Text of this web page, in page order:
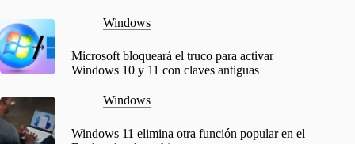
Windows
Microsoft bloqueará el truco para activar
Windows 10 y 11 con claves antiguas
Windows
Windows 11 elimina otra función popular en el